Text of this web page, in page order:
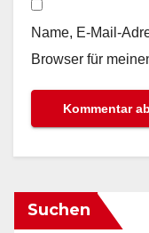
Name, E-Mail-
Browser für
Suchen